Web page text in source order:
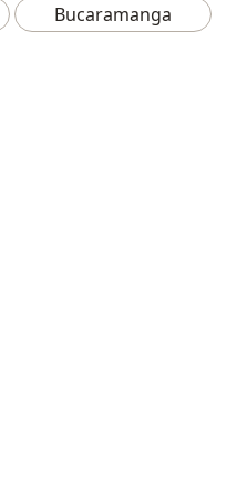
Bucaramanga